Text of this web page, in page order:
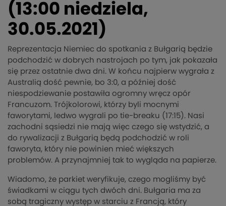
(13:00 niedziela,
30.05.2021)
Reprezentacja Niemiec do spotkania z Bułgarią będzie
podchodzić w dobrych nastrojach po tym, jak pokazała
się przez ostatnie dwa dni. W końcu najpierw wygrała z
Australią dość pewnie, bo 3:0, a później dość
niespodziewanie postawiła ogromny wręcz opór
Francuzom. Trójkolorowi, którzy byli mocnymi
faworytami, ledwo wygrali po tie-breaku (17:15). Nasi
zachodni sąsiedzi nie mają więc czego się wstydzić, a
do rywalizacji z Bułgarią będą podchodzić w roli
faworyta, który nie powinien mieć większych
problemów. A przynajmniej tak to wygląda na papierze.
Wiadomo, że parkiet weryfikuje, czego mogliśmy być
świadkami w ciągu tych dwóch dni. Bułgaria ma za
sobą tragiczny występ w starciu z Francją, który